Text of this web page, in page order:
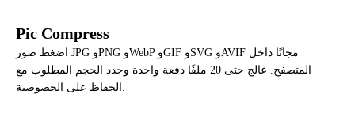
Pic Compress
اضغط صور JPG وPNG وWebP وGIF وSVG وAVIF مجانًا داخل
المتصفح. عالج حتى 20 ملفًا دفعة واحدة وحدد الحجم المطلوب مع
الحفاظ على الخصوصية.